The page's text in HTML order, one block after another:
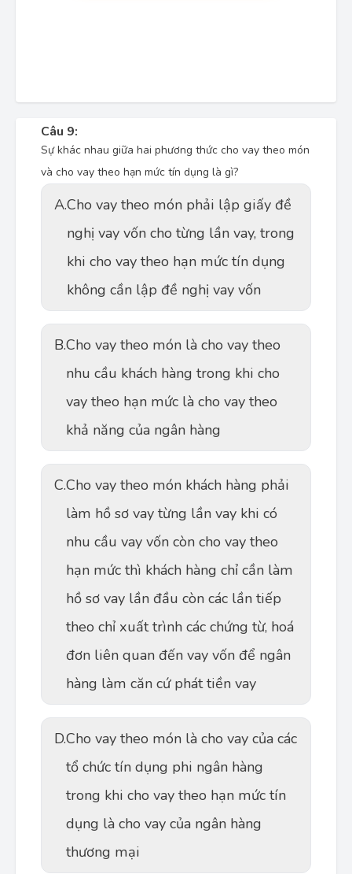
Câu 9:
Sự khác nhau giữa hai phương thức cho vay theo món
và cho vay theo hạn mức tín dụng là gì?
A.Cho vay theo món phải lập giấy đề
nghị vay vốn cho từng lần vay, trong
khi cho vay theo hạn mức tín dụng
không cần lập đề nghị vay vốn
B.Cho vay theo món là cho vay theo
nhu cầu khách hàng trong khi cho
vay theo hạn mức là cho vay theo
khả năng của ngân hàng
C.Cho vay theo món khách hàng phải
làm hồ sơ vay từng lần vay khi có
nhu cầu vay vốn còn cho vay theo
hạn mức thì khách hàng chỉ cần làm
hồ sơ vay lần đầu còn các lần tiếp
theo chỉ xuất trình các chứng từ, hoá
đơn liên quan đến vay vốn để ngân
hàng làm căn cứ phát tiền vay
D.Cho vay theo món là cho vay của các
tổ chức tín dụng phi ngân hàng
trong khi cho vay theo hạn mức tín
dụng là cho vay của ngân hàng
thương mại